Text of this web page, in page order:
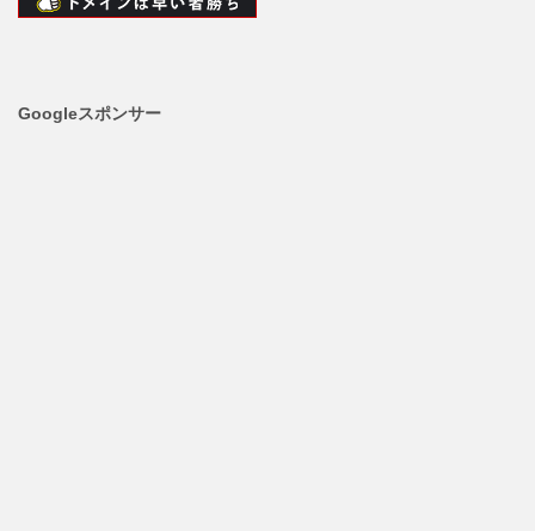
Googleスポンサー